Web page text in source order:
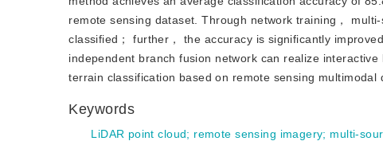
remote sensing dataset. Through network training，
classified； further， the accuracy is significantly
independent branch fusion network can realize
terrain classification based on remote sensing multimodal
Keywords
LiDAR point cloud; remote sensing imagery; multi-